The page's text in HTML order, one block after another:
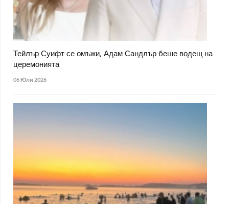
Тейлър Суифт се омъжи, Адам Сандлър беше водещ на
церемонията
06 Юли 2026